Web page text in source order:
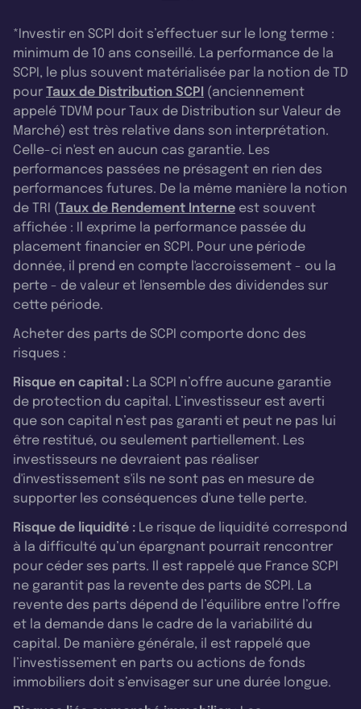
*Investir en SCPI doit s’effectuer sur le long terme :
minimum de 10 ans conseillé. La performance de la
SCPI, le plus souvent matérialisée par la notion de TD
pour Taux de Distribution SCPI (anciennement
appelé TDVM pour Taux de Distribution sur Valeur de
Marché) est très relative dans son interprétation.
Celle-ci n'est en aucun cas garantie. Les
performances passées ne présagent en rien des
performances futures. De la même manière la notion
de TRI (Taux de Rendement Interne est souvent
affichée : Il exprime la performance passée du
placement financier en SCPI. Pour une période
donnée, il prend en compte l'accroissement - ou la
perte - de valeur et l'ensemble des dividendes sur
cette période.
Acheter des parts de SCPI comporte donc des
risques :
Risque en capital : La SCPI n’offre aucune garantie
de protection du capital. L’investisseur est averti
que son capital n’est pas garanti et peut ne pas lui
être restitué, ou seulement partiellement. Les
investisseurs ne devraient pas réaliser
d'investissement s'ils ne sont pas en mesure de
supporter les conséquences d'une telle perte.
Risque de liquidité : Le risque de liquidité correspond
à la difficulté qu’un épargnant pourrait rencontrer
pour céder ses parts. Il est rappelé que France SCPI
ne garantit pas la revente des parts de SCPI. La
revente des parts dépend de l’équilibre entre l’offre
et la demande dans le cadre de la variabilité du
capital. De manière générale, il est rappelé que
l’investissement en parts ou actions de fonds
immobiliers doit s’envisager sur une durée longue.